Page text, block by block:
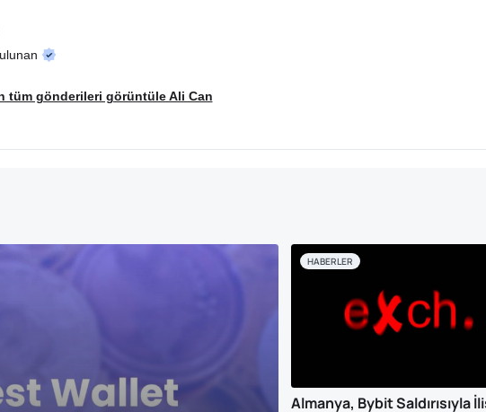
tüm gönderileri görüntüle Ali Can
Almanya, Bybit Saldırısıyla
HABERLER